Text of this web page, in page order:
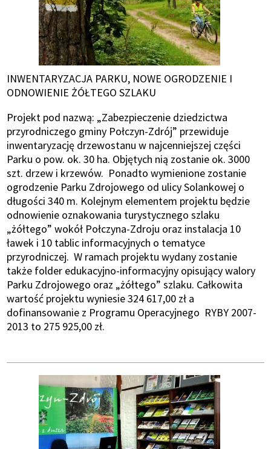
INWENTARYZACJA PARKU, NOWE OGRODZENIE I
ODNOWIENIE ŻÓŁTEGO SZLAKU
Projekt pod nazwą: „Zabezpieczenie dziedzictwa
przyrodniczego gminy Połczyn-Zdrój” przewiduje
inwentaryzację drzewostanu w najcenniejszej części
Parku o pow. ok. 30 ha. Objętych nią zostanie ok. 3000
szt. drzew i krzewów. Ponadto wymienione zostanie
ogrodzenie Parku Zdrojowego od ulicy Solankowej o
długości 340 m. Kolejnym elementem projektu będzie
odnowienie oznakowania turystycznego szlaku
„żółtego” wokół Połczyna-Zdroju oraz instalacja 10
ławek i 10 tablic informacyjnych o tematyce
przyrodniczej. W ramach projektu wydany zostanie
także folder edukacyjno-informacyjny opisujący walory
Parku Zdrojowego oraz „żółtego” szlaku. Całkowita
wartość projektu wyniesie 324 617,00 zł a
dofinansowanie z Programu Operacyjnego RYBY 2007-
2013 to 275 925,00 zł.